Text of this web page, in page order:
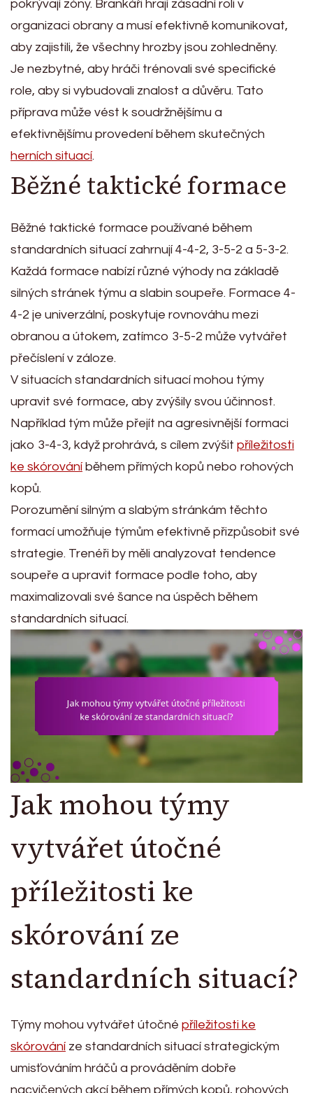
pokrývají zóny. Brankáři hrají zásadní roli v
organizaci obrany a musí efektivně komunikovat,
aby zajistili, že všechny hrozby jsou zohledněny.
Je nezbytné, aby hráči trénovali své specifické
role, aby si vybudovali znalost a důvěru. Tato
příprava může vést k soudržnějšímu a
efektivnějšímu provedení během skutečných
herních situací.
Běžné taktické formace
Běžné taktické formace používané během
standardních situací zahrnují 4-4-2, 3-5-2 a 5-3-2.
Každá formace nabízí různé výhody na základě
silných stránek týmu a slabin soupeře. Formace 4-
4-2 je univerzální, poskytuje rovnováhu mezi
obranou a útokem, zatímco 3-5-2 může vytvářet
přečíslení v záloze.
V situacích standardních situací mohou týmy
upravit své formace, aby zvýšily svou účinnost.
Například tým může přejít na agresivnější formaci
jako 3-4-3, když prohrává, s cílem zvýšit příležitosti
ke skórováníběhem přímých kopů nebo rohových
kopů.
Porozumění silným a slabým stránkám těchto
formací umožňuje týmům efektivně přizpůsobit své
strategie. Trenéři by měli analyzovat tendence
soupeře a upravit formace podle toho, aby
maximalizovali své šance na úspěch během
standardních situací.
Jak mohou týmy
vytvářet útočné
příležitosti ke
skórování ze
standardních situací?
Týmy mohou vytvářet útočné příležitosti ke
skórováníze standardních situací strategickým
umisťováním hráčů a prováděním dobře
nacvičených akcí během přímých kopů, rohových